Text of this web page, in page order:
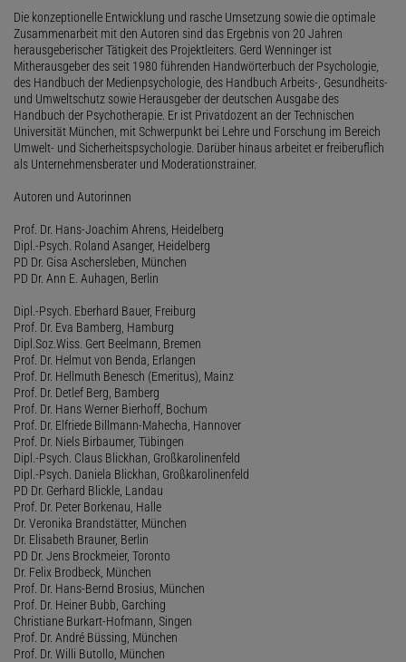
Die konzeptionelle Entwicklung und rasche Umsetzung sowie die optimale
Zusammenarbeit mit den Autoren sind das Ergebnis von 20 Jahren
herausgeberischer Tätigkeit des Projektleiters. Gerd Wenninger ist
Mitherausgeber des seit 1980 führenden Handwörterbuch der Psychologie,
des Handbuch der Medienpsychologie, des Handbuch Arbeits-, Gesundheits-
und Umweltschutz sowie Herausgeber der deutschen Ausgabe des
Handbuch der Psychotherapie. Er ist Privatdozent an der Technischen
Universität München, mit Schwerpunkt bei Lehre und Forschung im Bereich
Umwelt- und Sicherheitspsychologie. Darüber hinaus arbeitet er freiberuflich
als Unternehmensberater und Moderationstrainer.
Autoren und Autorinnen
Prof. Dr. Hans-Joachim Ahrens, Heidelberg
Dipl.-Psych. Roland Asanger, Heidelberg
PD Dr. Gisa Aschersleben, München
PD Dr. Ann E. Auhagen, Berlin
Dipl.-Psych. Eberhard Bauer, Freiburg
Prof. Dr. Eva Bamberg, Hamburg
Dipl.Soz.Wiss. Gert Beelmann, Bremen
Prof. Dr. Helmut von Benda, Erlangen
Prof. Dr. Hellmuth Benesch (Emeritus), Mainz
Prof. Dr. Detlef Berg, Bamberg
Prof. Dr. Hans Werner Bierhoff, Bochum
Prof. Dr. Elfriede Billmann-Mahecha, Hannover
Prof. Dr. Niels Birbaumer, Tübingen
Dipl.-Psych. Claus Blickhan, Großkarolinenfeld
Dipl.-Psych. Daniela Blickhan, Großkarolinenfeld
PD Dr. Gerhard Blickle, Landau
Prof. Dr. Peter Borkenau, Halle
Dr. Veronika Brandstätter, München
Dr. Elisabeth Brauner, Berlin
PD Dr. Jens Brockmeier, Toronto
Dr. Felix Brodbeck, München
Prof. Dr. Hans-Bernd Brosius, München
Prof. Dr. Heiner Bubb, Garching
Christiane Burkart-Hofmann, Singen
Prof. Dr. André Büssing, München
Prof. Dr. Willi Butollo, München